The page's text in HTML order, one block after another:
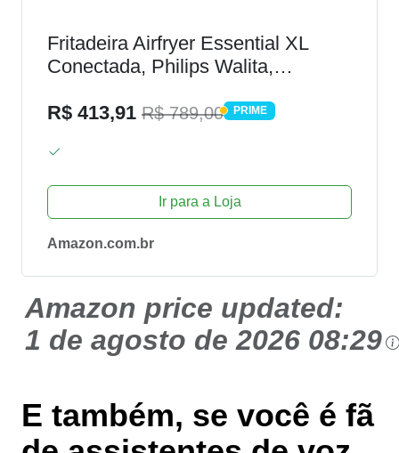
Fritadeira Airfryer Essential XL
Conectada, Philips Walita,
capacidade, Preta, 2000W, 127V -
R$ 413,91 R$ 789,00 PRIME
PRIME
Ir para a Loja
Amazon.com.br
Amazon price updated:
1 de agosto de 2026 08:29
E também, se você é fã